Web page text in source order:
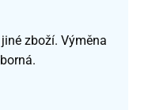
zboží. Výměna